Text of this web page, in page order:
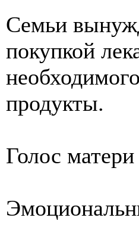
Семьи
покупкой
продукты.
Голос